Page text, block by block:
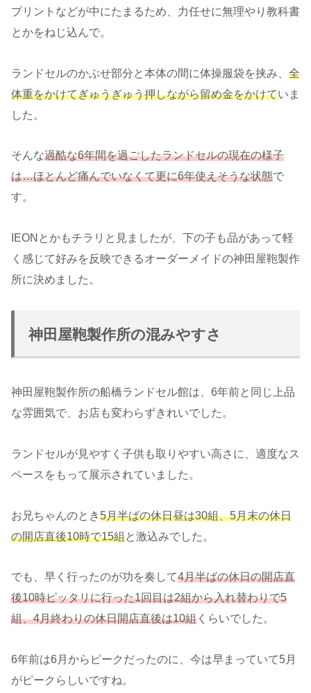
プリントなどが中にたまるため、力任せに無理やり教科書
とかをねじ込んで。
ランドセルのかぶせ部分と本体の間に体操服袋を挟み、 全
体重をかけてぎゅうぎゅう押しながら留め金をかけていま
した。
そんな過酷な6年間を過ごしたランドセルの現在の様子
は…ほとんど痛んでいなくて更に6年使えそうな状態で
す。
IEONとかもチラリと見ましたが、下の子も品があって軽
く感じて好みを反映できるオーダーメイドの神田屋鞄製作
所に決めました。
神田屋鞄製作所の混みやすさ
神田屋鞄製作所の船橋ランドセル館は、6年前と同じ上品
な雰囲気で、お店も変わらずきれいでした。
ランドセルが見やすく子供も取りやすい高さに、適度なス
ペースをもって展示されていました。
お兄ちゃんのとき5月半ばの休日昼は30組、5月末の休日
の開店直後10時で15組と激込みでした。
でも、早く行ったのが功を奏して4月半ばの休日の開店直
後10時ピッタリに行った1回目は2組から入れ替わりで5
組、4月終わりの休日開店直後は10組 くらいでした。
6年前は6月からピークだったのに、今は早まっていて5月
がピークらしいですね。